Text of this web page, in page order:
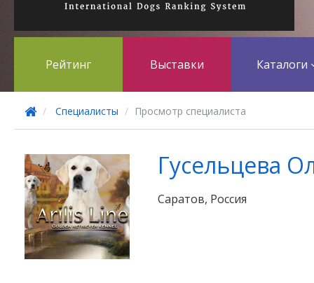
Рейтинг Выставки Каталоги
Специалисты Просмотр специалиста
Гусельцева
Саратов, Россия